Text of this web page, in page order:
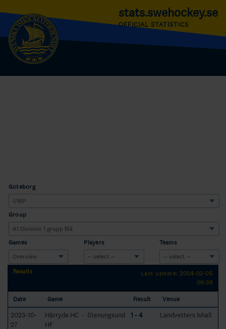
stats.swehockey.se
OFFICIAL STATISTICS
Göteborg
Group
Games Players Teams
Results
Last update: 2024-02-05
09:39
Date Game Result Venue
2023-10-
27
Härryda HC - Stenungsund
HF
1 - 4 Landvetters Ishall